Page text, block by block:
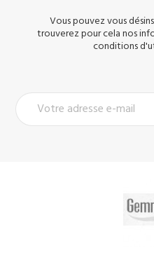
Vous pouvez vous
trouverez pour cela nos
conditions